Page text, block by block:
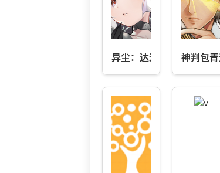
异尘：达米拉 神判包青